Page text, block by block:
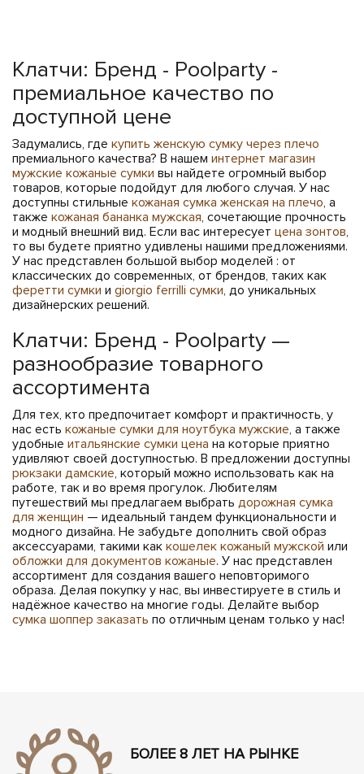
Клатчи: Бренд - Poolparty -
премиальное качество по
доступной цене
Задумались, где купить женскую сумку через плечо
премиального качества? В нашем интернет магазин
мужские кожаные сумки вы найдете огромный выбор
товаров, которые подойдут для любого случая. У нас
доступны стильные кожаная сумка женская на плечо, а
также кожаная бананка мужская, сочетающие прочность
и модный внешний вид. Если вас интересует цена зонтов,
то вы будете приятно удивлены нашими предложениями.
У нас представлен большой выбор моделей : от
классических до современных, от брендов, таких как
феретти сумки и giorgio ferrilli сумки, до уникальных
дизайнерских решений.
Клатчи: Бренд - Poolparty —
разнообразие товарного
ассортимента
Для тех, кто предпочитает комфорт и практичность, у
нас есть кожаные сумки для ноутбука мужские, а также
удобные итальянские сумки цена на которые приятно
удивляют своей доступностью. В предложении доступны
рюкзаки дамские, который можно использовать как на
работе, так и во время прогулок. Любителям
путешествий мы предлагаем выбрать дорожная сумка
для женщин — идеальный тандем функциональности и
модного дизайна. Не забудьте дополнить свой образ
аксессуарами, такими как кошелек кожаный мужской или
обложки для документов кожаные. У нас представлен
ассортимент для создания вашего неповторимого
образа. Делая покупку у нас, вы инвестируете в стиль и
надёжное качество на многие годы. Делайте выбор
сумка шоппер заказать по отличным ценам только у нас!
БОЛЕЕ 8 ЛЕТ НА РЫНКЕ